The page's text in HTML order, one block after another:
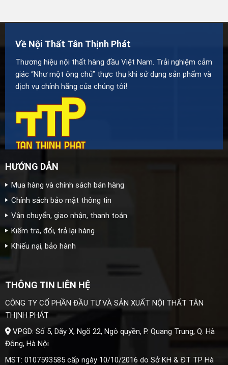
Về Nội Thất Tân Thịnh Phát
Thương hiệu nội thất hàng đầu Việt Nam. Trải nghiệm cảm
giác “Như một ông chủ” thực thụ khi sử dụng sản phẩm và
dịch vụ chính hãng của chúng tôi!
HƯỚNG DẪN
Mua hàng và chính sách bán hàng
Chính sách bảo mật thông tin
Vận chuyển, giao nhận, thanh toán
Kiểm tra, đổi, trả lại hàng
Khiếu nại, bảo hành
THÔNG TIN LIÊN HỆ
CÔNG TY CỔ PHẦN ĐẦU TƯ VÀ SẢN XUẤT NỘI THẤT TÂN
THỊNH PHÁT
VPGD: Số 5, Dãy X, Ngõ 22, Ngô quyền, P. Quang Trung, Q. Hà
Đông, Hà Nội
MST: 0107593585 cấp ngày 10/10/2016 do Sở KH & ĐT TP Hà